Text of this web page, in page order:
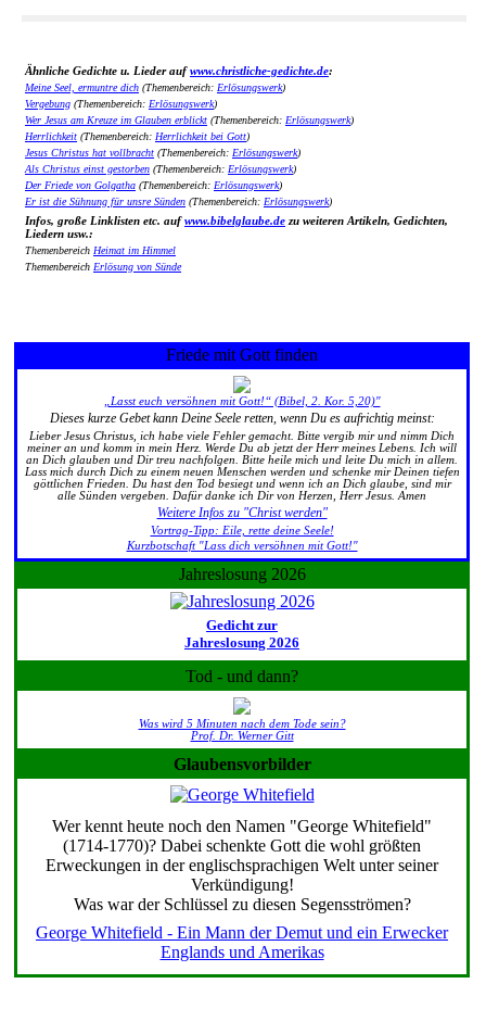
Ähnliche Gedichte u. Lieder aufwww.christliche-gedichte.de:
Meine Seel, ermuntre dich (Themenbereich: Erlösungswerk)
Vergebung (Themenbereich: Erlösungswerk)
Wer Jesus am Kreuze im Glauben erblickt (Themenbereich: Erlösungswerk)
Herrlichkeit (Themenbereich: Herrlichkeit bei Gott)
Jesus Christus hat vollbracht (Themenbereich: Erlösungswerk)
Als Christus einst gestorben (Themenbereich: Erlösungswerk)
Der Friede von Golgatha (Themenbereich: Erlösungswerk)
Er ist die Sühnung für unsre Sünden (Themenbereich: Erlösungswerk)
Infos, große Linklisten etc. aufwww.bibelglaube.de zu weiteren Artikeln, Gedichten,
Liedern usw.:
Themenbereich Heimat im Himmel
Themenbereich Erlösung von Sünde
Friede mit Gott finden
„Lasst euch versöhnen mit Gott!“ (Bibel, 2. Kor. 5,20)"
Dieses kurze Gebet kann Deine Seele retten, wenn Du es aufrichtig meinst:
Lieber Jesus Christus, ich habe viele Fehler gemacht. Bitte vergib mir und nimm Dich
meiner an und komm in mein Herz. Werde Du ab jetzt der Herr meines Lebens. Ich will
an Dich glauben und Dir treu nachfolgen. Bitte heile mich und leite Du mich in allem.
Lass mich durch Dich zu einem neuen Menschen werden und schenke mir Deinen tiefen
göttlichen Frieden. Du hast den Tod besiegt und wenn ich an Dich glaube, sind mir
alle Sünden vergeben. Dafür danke ich Dir von Herzen, Herr Jesus. Amen
Weitere Infos zu "Christ werden"
Vortrag-Tipp: Eile, rette deine Seele!
Kurzbotschaft "Lass dich versöhnen mit Gott!"
Jahreslosung 2026
Gedicht zur
Jahreslosung 2026
Tod - und dann?
Was wird 5 Minuten nach dem Tode sein?
Prof. Dr. Werner Gitt
Glaubensvorbilder
Wer kennt heute noch den Namen "George Whitefield"
(1714-1770)? Dabei schenkte Gott die wohl größten
Erweckungen in der englischsprachigen Welt unter seiner
Verkündigung!
Was war der Schlüssel zu diesen Segensströmen?
George Whitefield - Ein Mann der Demut und ein Erwecker
Englands und Amerikas